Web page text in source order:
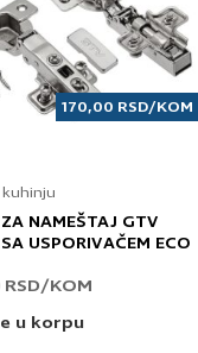
170,00 RSD/KOM
kuhinju
NAMEŠTAJ GTV
USPORIVAČEM ECO
RSD/KOM
u korpu